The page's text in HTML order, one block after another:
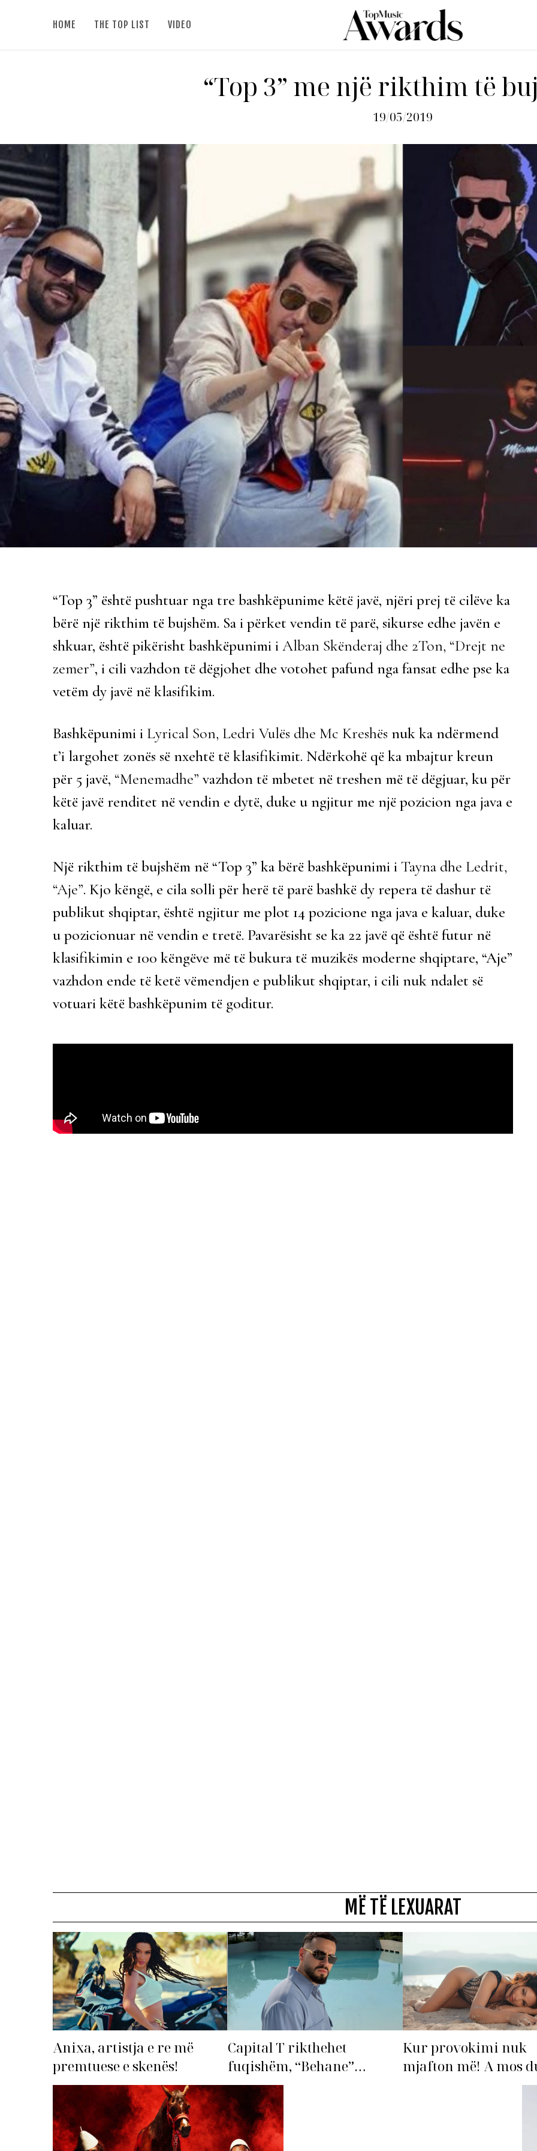
HOME THE TOP LIST VIDEO
“Top 3” me një rikthim të
19/05/2019
“Top 3” është pushtuar nga tre bashkëpunime këtë javë, njëri prej të cilëve ka
bërë një rikthim të bujshëm. Sa i përket vendin të parë, sikurse edhe javën e
shkuar, është pikërisht bashkëpunimi iAlban Skënderaj dhe 2Ton, “Drejt ne
zemer”, i cili vazhdon të dëgjohet dhe votohet pafund nga fansat edhe pse ka
vetëm dy javë në klasifikim.
Bashkëpunimi i Lyrical Son, Ledri Vulës dhe Mc Kreshës nuk ka ndërmend
t’i largohet zonës së nxehtë të klasifikimit. Ndërkohë që ka mbajtur kreun
për 5 javë, “Menemadhe” vazhdon të mbetet në treshen më të dëgjuar, ku për
këtë javë renditet në vendin e dytë, duke u ngjitur me një pozicion nga java e
kaluar.
Një rikthim të bujshëm në “Top 3” ka bërë bashkëpunimi iTayna dhe Ledrit,
“Aje”. Kjo këngë, e cila solli për herë të parë bashkë dy repera të dashur të
publikut shqiptar, është ngjitur me plot 14 pozicione nga java e kaluar, duke
u pozicionuar në vendin e tretë. Pavarësisht se ka 22 javë që është futur në
klasifikimin e 100 këngëve më të bukura të muzikës moderne shqiptare, “Aje”
vazhdon ende të ketë vëmendjen e publikut shqiptar, i cili nuk ndalet së
votuari këtë bashkëpunim të goditur.
MË TË LEXUARAT
Anixa, artistja e re më
premtuese e skenës!
Capital T rikthehet
fuqishëm, “Behane”
premton të bëhet fiksimi i
radhës!
Kur provokimi nuk
mjafton më! A mos
‘dorëzohet’ Bleona?